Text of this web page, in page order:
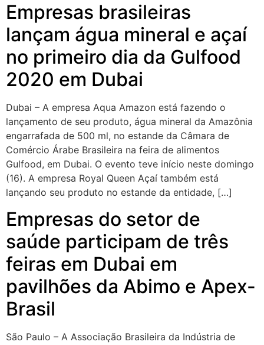
Empresas brasileiras
lançam água mineral e açaí
no primeiro dia da Gulfood
2020 em Dubai
Dubai – A empresa Aqua Amazon está fazendo o
lançamento de seu produto, água mineral da Amazônia
engarrafada de 500 ml, no estande da Câmara de
Comércio Árabe Brasileira na feira de alimentos
Gulfood, em Dubai. O evento teve início neste domingo
(16). A empresa Royal Queen Açaí também está
lançando seu produto no estande da entidade, […]
Empresas do setor de
saúde participam de três
feiras em Dubai em
pavilhões da Abimo e Apex-
Brasil
São Paulo – A Associação Brasileira da Indústria de